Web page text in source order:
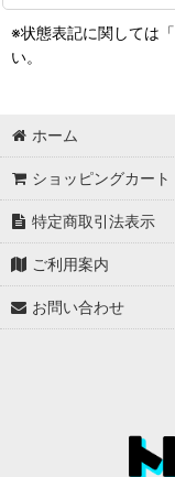
※状態表記に関しては「
い。
ホーム
ショッピングカート
特定商取引法表示
ご利用案内
お問い合わせ